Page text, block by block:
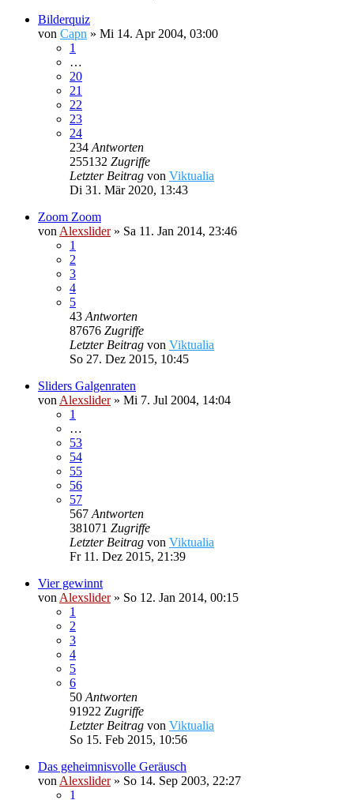
Bilderquiz
von Capn » Mi 14. Apr 2004, 03:00
1
…
20
21
22
23
24
234 Antworten
255132 Zugriffe
Letzter Beitrag von Viktualia
Di 31. Mär 2020, 13:43
Zoom Zoom
von Alexslider» Sa 11. Jan 2014, 23:46
1
2
3
4
5
43 Antworten
87676 Zugriffe
Letzter Beitrag von Viktualia
So 27. Dez 2015, 10:45
Sliders Galgenraten
von Alexslider» Mi 7. Jul 2004, 14:04
1
…
53
54
55
56
57
567 Antworten
381071 Zugriffe
Letzter Beitrag von Viktualia
Fr 11. Dez 2015, 21:39
Vier gewinnt
von Alexslider» So 12. Jan 2014, 00:15
1
2
3
4
5
6
50 Antworten
91922 Zugriffe
Letzter Beitrag von Viktualia
So 15. Feb 2015, 10:56
Das geheimnisvolle Geräusch
von Alexslider» So 14. Sep 2003, 22:27
1